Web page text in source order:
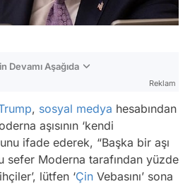
Devamı Aşağıda
Reklam
, sosyal medya hesabından
aşısının ‘kendi
ifade ederek, “Başka bir aşı
sefer Moderna tarafından yüzde
lütfen ‘Çin Vebasını’ sona